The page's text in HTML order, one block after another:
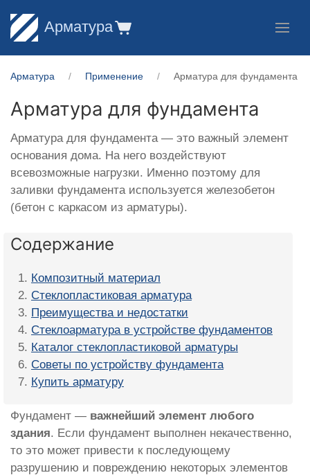
Арматура
Арматура Применение Арматура для фундамента
Арматура для фундамента
Арматура для фундамента — это важный элемент
основания дома. На него воздействуют
всевозможные нагрузки. Именно поэтому для
заливки фундамента используется железобетон
(бетон с каркасом из арматуры).
Содержание
Композитный материал
Стеклопластиковая арматура
Преимущества и недостатки
Стеклоарматура в устройстве фундаментов
Каталог стеклопластиковой арматуры
Советы по устройству фундамента
Купить арматуру
Фундамент — важнейший элемент любого
здания. Если фундамент выполнен некачественно,
то это может привести к последующему
разрушению и повреждению некоторых элементов